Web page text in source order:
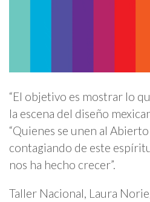
“El objetivo es mostrar lo
la escena del diseño
“Quienes se unen al
contagiando de este
nos ha hecho crecer”.
Taller Nacional, Laura